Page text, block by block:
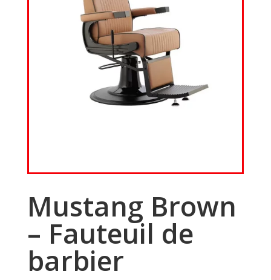
Mustang Brown
– Fauteuil de
barbier